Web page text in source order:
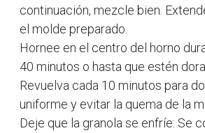
continuación, mezcle bien.
el molde preparado.
Hornee en el centro del horno
40 minutos o hasta que estén
Revuelva cada 10 minutos para
uniforme y evitar la quema de la
Deje que la granola se enfríe: Se